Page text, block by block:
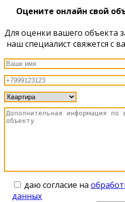
Оцените онлайн свой
Для оценки вашего объекта
наш специалист свяжется с
даю согласие на
данных